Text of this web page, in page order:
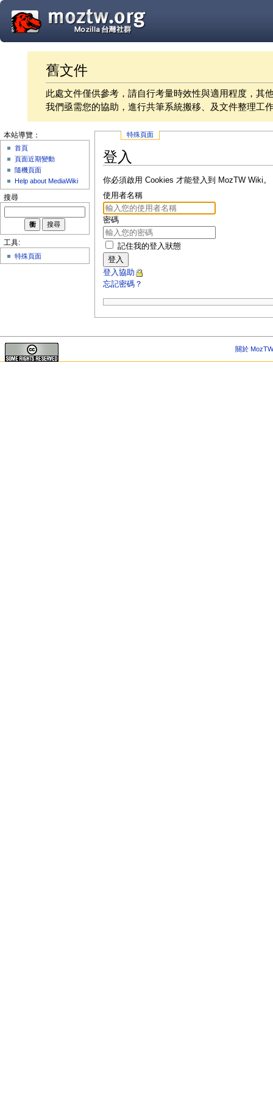
舊文件
此處文件僅供參考，請自行考量時效性與適用程度，其
我們亟需您的協助，進行共筆系統搬移、及文件整理工
特殊頁面
登入
你必須啟用 Cookies 才能登入到 MozTW Wiki。
使用者名稱
密碼
記住我的登入狀態
登入
登入協助
忘記密碼？
本站導覽：
首頁
頁面近期變動
隨機頁面
Help about MediaWiki
搜尋
工具:
特殊頁面
關於